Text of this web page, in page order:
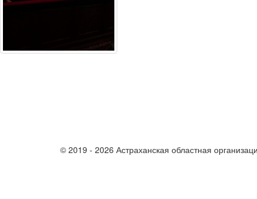
© 2019 - 2026 Астраханская областная